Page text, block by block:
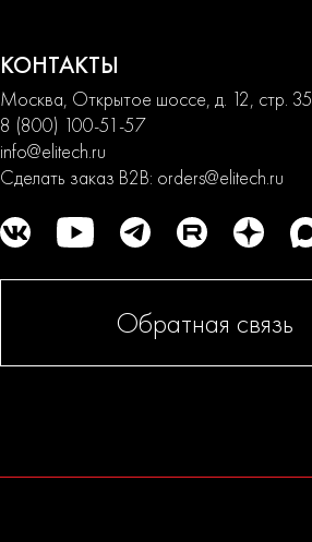
КОНТАКТЫ
Москва, Открытое шоссе, д. 12, стр. 35
8 (800) 100-51-57
info@elitech.ru
Сделать заказ B2B: orders@elitech.ru
Обратная связь